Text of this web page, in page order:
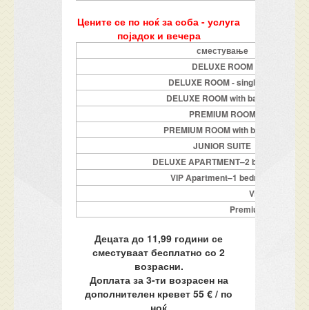
Цените се по ноќ за соба - услуга
појадок и вечера
сместување
DELUXE ROOM
DELUXE ROOM - single use
DELUXE ROOM with balcony
PREMIUM ROOM
PREMIUM ROOM with balcony
JUNIOR SUITE
DELUXE APARTMENT–2 bedrooms
VIP Apartment–1 bedroom
Villa 1 bedroom
Premium 1
Децата до 11,99 години се
сместуваат бесплатно со 2
возрасни.
Доплата за 3-ти возрасен на
дополнителен кревет 55 € / по
ноќ